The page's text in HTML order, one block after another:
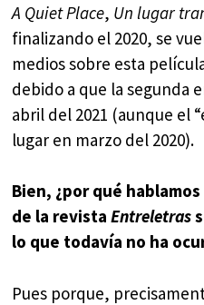
A Quiet Place, Un lugar
finalizando el 2020, se
medios sobre esta
debido a que la segunda
abril del 2021 (aunque el
lugar en marzo del 2020).
Bien, ¿por qué
de la revistaEntreletras
lo que todavía no ha
Pues porque,